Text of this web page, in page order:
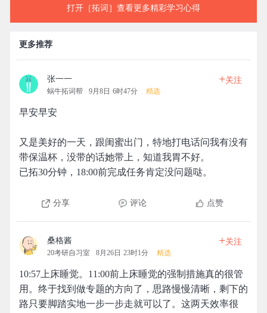
打开［拓词］查看更多精彩学习心得
更多推荐
张一一
蜗牛拓词帮 9月8日 6时47分 精选
+关注
早安早安
又是美好的一天，跟闺蜜出门，特地打电话问我有没有
带保温杯，没带的话她带上，知道我胃不好。
已拓30分钟，18:00前完成任务肯定没问题哒。
分享 评论 点赞
桑格酱
20考研自习室 8月26日 23时1分 精选
+关注
10:57上床睡觉。11:00前上床睡觉的强制措施真的很管
用。终于找到做专题的方向了，思路慢慢清晰，剩下的
路只要脚踏实地一步一步走就可以了。这两天效率很